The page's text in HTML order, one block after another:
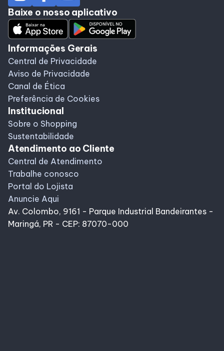
Baixe o nosso aplicativo
Informações Gerais
Central de Privacidade
Aviso de Privacidade
Canal de Ética
Preferência de Cookies
Institucional
Sobre o Shopping
Sustentabilidade
Atendimento ao Cliente
Central de Atendimento
Trabalhe conosco
Portal do Lojista
Anuncie Aqui
Av. Colombo, 9161 - Parque Industrial Bandeirantes -
Maringá, PR - CEP: 87070-000